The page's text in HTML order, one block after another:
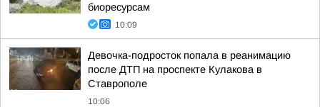
биоресурсам
10:09
Девочка-подросток попала в реанимацию
после ДТП на проспекте Кулакова в
Ставрополе
10:06